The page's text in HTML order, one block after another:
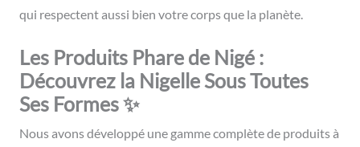
qui respectent aussi bien votre corps que la planète.
Les Produits Phare de Nigé :
Découvrez la Nigelle Sous Toutes
Ses Formes ✨
Nous avons développé une gamme complète de produits à